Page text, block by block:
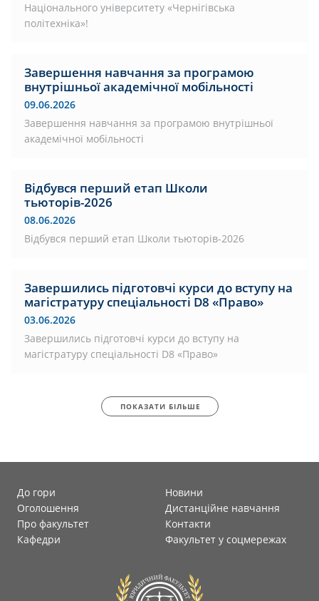
Національного університету «Чернігівська
політехніка»!
Завершення навчання за програмою
внутрішньої академічної мобільності
09.06.2026
Завершення навчання за програмою внутрішньої
академічної мобільності
Відбувся перший етап Школи
тьюторів-2026
08.06.2026
Відбувся перший етап Школи тьюторів-2026
Завершились підготовчі курси до вступу на
магістратуру спеціальності D8 «Право»
03.06.2026
Завершились підготовчі курси до вступу на
магістратуру спеціальності D8 «Право»
ПОКАЗАТИ БІЛЬШЕ
До гори
Новини
Оголошення
Дистанційне навчання
Про факультет
Контакти
Кафедри
Факультет у соцмережах